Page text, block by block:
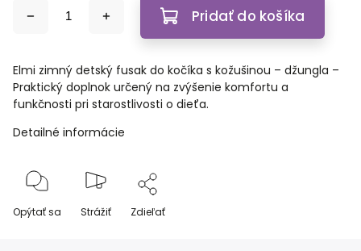
Pridať do košíka
Elmi zimný detský fusak do kočíka s kožušinou – džungla –
Praktický doplnok určený na zvýšenie komfortu a
funkčnosti pri starostlivosti o dieťa.
Detailné informácie
Opýtať sa Strážiť Zdieľať